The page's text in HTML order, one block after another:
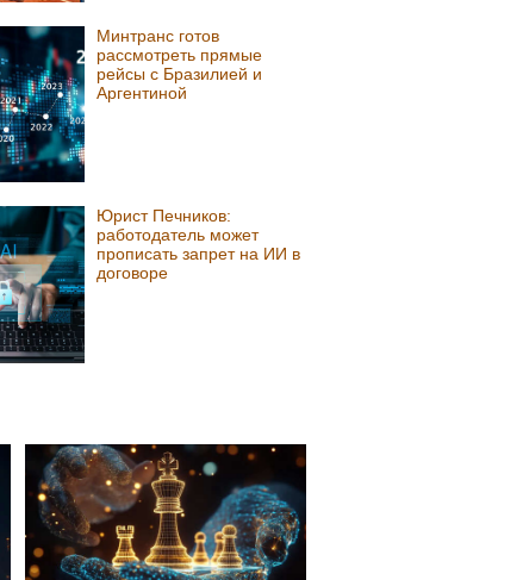
Минтранс готов
рассмотреть прямые
рейсы с Бразилией и
Аргентиной
Юрист Печников:
работодатель может
прописать запрет на ИИ в
договоре